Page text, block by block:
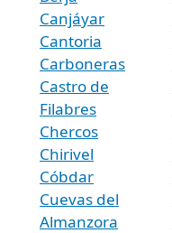
Canjáyar
Cantoria
Carboneras
Castro de
Filabres
Chercos
Chirivel
Cóbdar
Cuevas del
Almanzora